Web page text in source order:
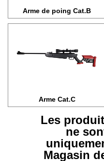
Arme de poing Cat.B
Arme Cat.C
Les
ne
Magasin